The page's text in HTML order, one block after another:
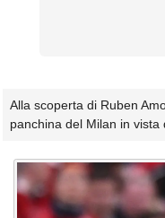
Alla scoperta di Ruben
panchina del Milan in